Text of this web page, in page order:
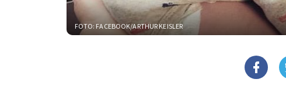
FOTO: FACEBOOK/ARTHUR KEISLER